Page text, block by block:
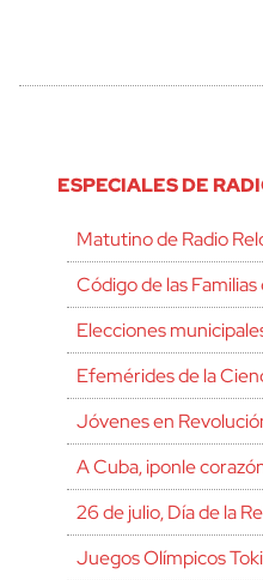
ESPECIALES DE
Matutino de Radio
Código de las
Elecciones
Efemérides de la
Jóvenes en
A Cuba, ¡ponle
26 de julio, Día de la
Juegos Olímpicos